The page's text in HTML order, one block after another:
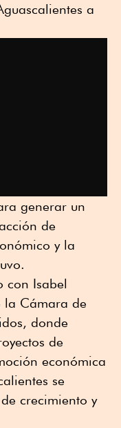
a
generar un
de
y la
con Isabel
la Cámara de
donde
de
económica
se
crecimiento y